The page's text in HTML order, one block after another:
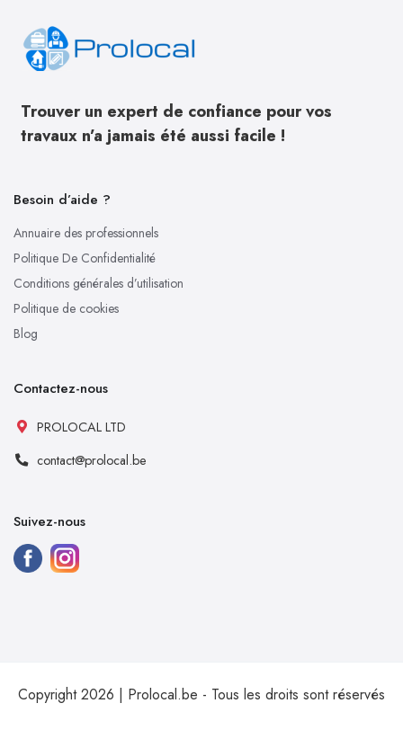
Trouver un expert de confiance pour vos
travaux n’a jamais été aussi facile !
Besoin d’aide ?
Annuaire des professionnels
Politique De Confidentialité
Conditions générales d’utilisation
Politique de cookies
Blog
Contactez-nous
PROLOCAL LTD
contact@prolocal.be
Suivez-nous
Copyright 2026 | Prolocal.be - Tous les droits sont réservés